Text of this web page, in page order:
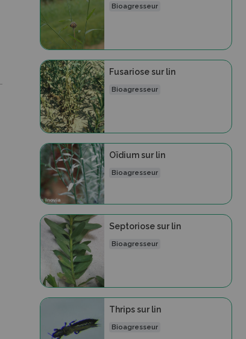
Bioagresseur
Fusariose sur lin
Bioagresseur
Oïdium sur lin
Bioagresseur
Septoriose sur lin
Bioagresseur
Thrips sur lin
Bioagresseur